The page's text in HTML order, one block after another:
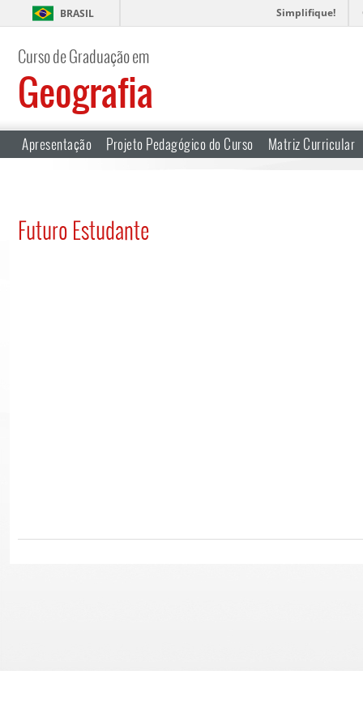
BRASIL Simplifique!
Curso de Graduação em
Geografia
Apresentação Projeto Pedagógico do Curso Matriz Curricular
Futuro Estudante